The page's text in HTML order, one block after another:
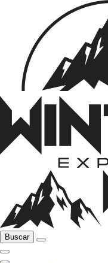
Buscar